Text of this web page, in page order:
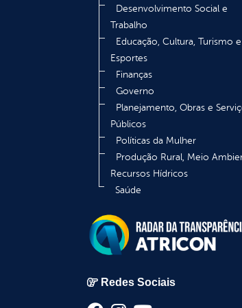
Desenvolvimento Social e
Trabalho
Educação, Cultura, Turismo e
Esportes
Finanças
Governo
Planejamento, Obras e
Públicos
Políticas da Mulher
Produção Rural, Meio
Recursos Hídricos
Saúde
Redes Sociais